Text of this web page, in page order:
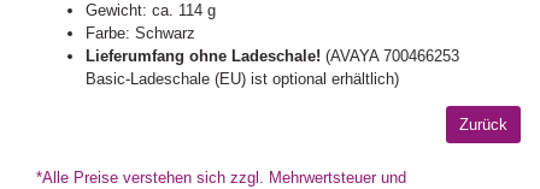
Gewicht: ca. 114 g
Farbe: Schwarz
Lieferumfang ohne Ladeschale! (AVAYA 700466253
Basic-Ladeschale (EU) ist optional erhältlich)
*Alle Preise verstehen sich zzgl. Mehrwertsteuer und